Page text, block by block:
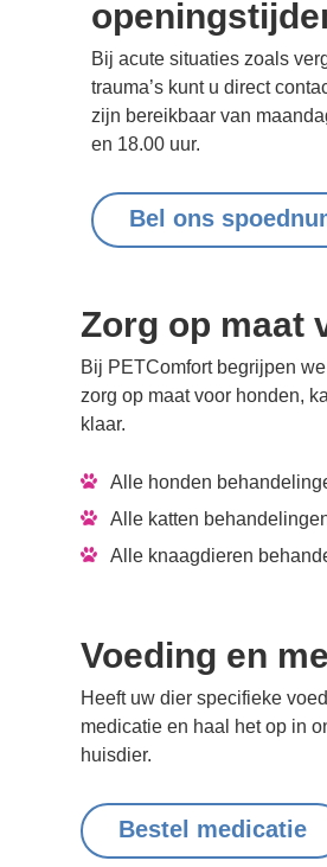
Bij acute situaties zoals
trauma’s kunt u direct
zijn bereikbaar van
en 18.00 uur.
Bel ons
Zorg op maat
Bij PETComfort begrijpen
zorg op maat voor honden,
klaar.
Alle honden
Alle katten
Alle knaagdieren
Voeding en
Heeft uw dier specifieke
medicatie en haal het op in
huisdier.
Bestel medicatie